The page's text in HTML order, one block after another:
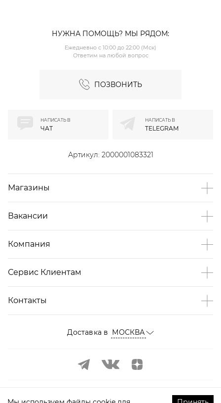
НУЖНА ПОМОЩЬ? МЫ РЯДОМ:
ПОЗВОНИТЬ
Ежедневно с 10:00 до 22:00 (Мск)
Ответим на любой вопрос
Артикул: 2000001083321
НАПИСАТЬ В
ЧАТ
НАПИСАТЬ В
TELEGRAM
Магазины
Вакансии
Компания
Сервис Клиентам
Контакты
Доставка в МОСКВА